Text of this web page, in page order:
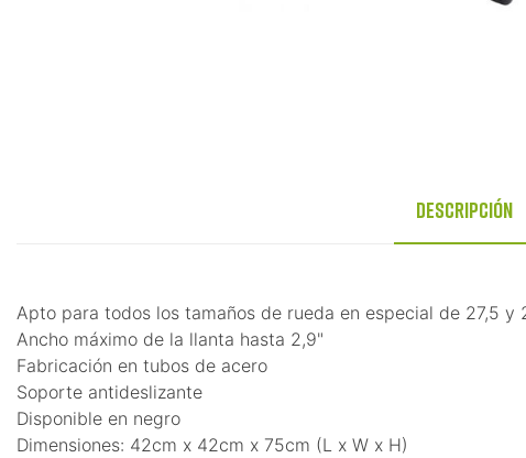
Descripción
Apto para todos los tamaños de rueda en especial de 27,5 y
Ancho máximo de la llanta hasta 2,9"
Fabricación en tubos de acero
Soporte antideslizante
Disponible en negro
Dimensiones: 42cm x 42cm x 75cm (L x W x H)